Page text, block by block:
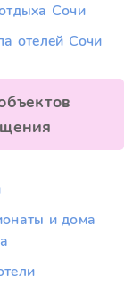
Сочи
отелей Сочи
и дома